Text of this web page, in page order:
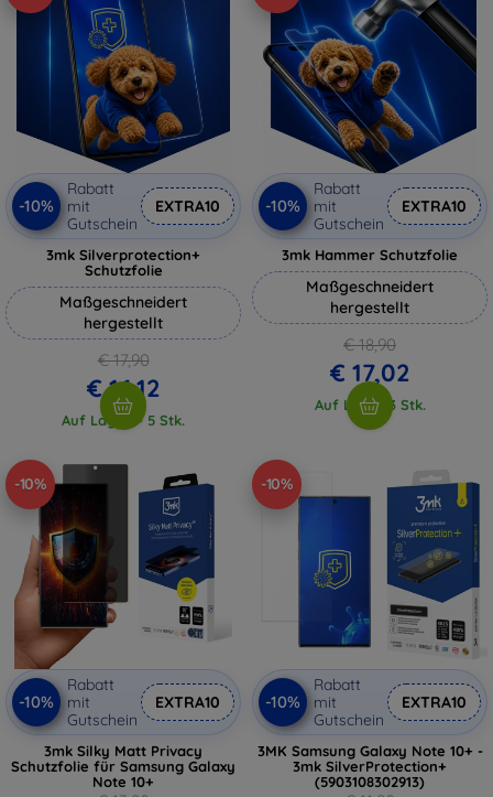
-10%
Rabatt
mit
Gutschein
EXTRA10
3mk Silverprotection+
Schutzfolie
Maßgeschneidert
hergestellt
€ 17,90
€ 16,12
Auf Lager > 5 Stk.
-10%
Rabatt
mit
Gutschein
EXTRA10
3mk Hammer Schutzfolie
Maßgeschneidert
hergestellt
€ 18,90
€ 17,02
Auf Lager 3 Stk.
-10%
-10%
Rabatt
mit
Gutschein
EXTRA10
3mk Silky Matt Privacy
Schutzfolie für Samsung Galaxy
Note 10+
-10%
-10%
Rabatt
mit
Gutschein
EXTRA10
3MK Samsung Galaxy Note 10+ -
3mk SilverProtection+
(5903108302913)